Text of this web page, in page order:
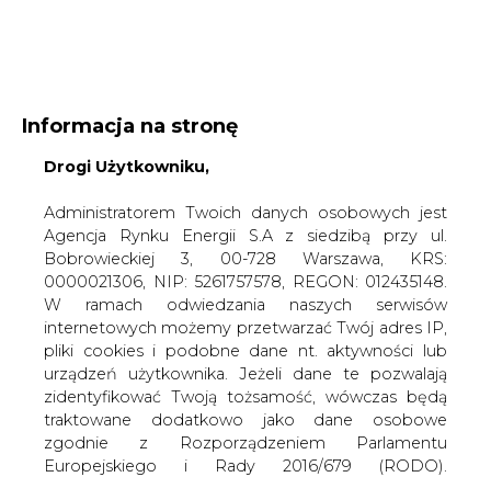
WŁĄCZ CIRE.TV
Administratorem Twoich danych osobowych jest
Bobrowieckiej 3, 00-728 Warszawa, KRS:
W ramach odwiedzania naszych serwisów
internetowych możemy przetwarzać Twój adres IP,
pliki cookies i podobne dane nt. aktywności lub
urządzeń użytkownika. Jeżeli dane te pozwalają
zidentyfikować Twoją tożsamość, wówczas będą
traktowane dodatkowo jako dane osobowe
zgodnie z Rozporządzeniem Parlamentu
Europejskiego i Rady 2016/679 (RODO).
Administratora tych danych, cele i podstawy
przetwarzania oraz inne informacje wymagane
przez RODO znajdziesz w Polityce Prywatności
podtym linkiem.